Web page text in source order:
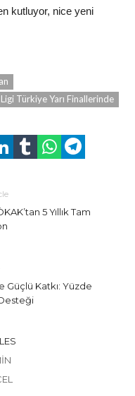
kutluyor, nice yeni
Türkiye Yarı Finallerinde
5 Yıllık Tam
Güçlü Katkı: Yüzde